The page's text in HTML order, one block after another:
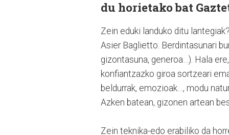
du horietako bat
Zein eduki landuko ditu
Asier Baglietto. Berdintasunari
gizontasuna, generoa…). Hala
konfiantzazko giroa sortzeari
beldurrak, emozioak…, modu
Azken batean, gizonen artean
Zein teknika-edo erabiliko da